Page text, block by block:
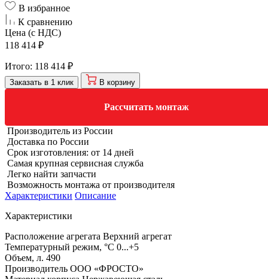
В избранное
К сравнению
Цена (с НДС)
118 414 ₽
Итого: 118 414 ₽
Заказать в 1 клик В корзину
Рассчитать монтаж
Производитель из России
Доставка по России
Срок изготовления: от 14 дней
Самая крупная сервисная служба
Легко найти запчасти
Возможность монтажа от производителя
Характеристики Описание
Характеристики
Расположение агрегата Верхний агрегат
Температурный режим, °C 0...+5
Объем, л. 490
Производитель ООО «ФРОСТО»